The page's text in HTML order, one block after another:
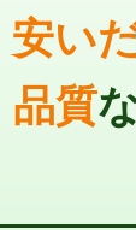
その他部品
交換・取
交換・取
安い
品質